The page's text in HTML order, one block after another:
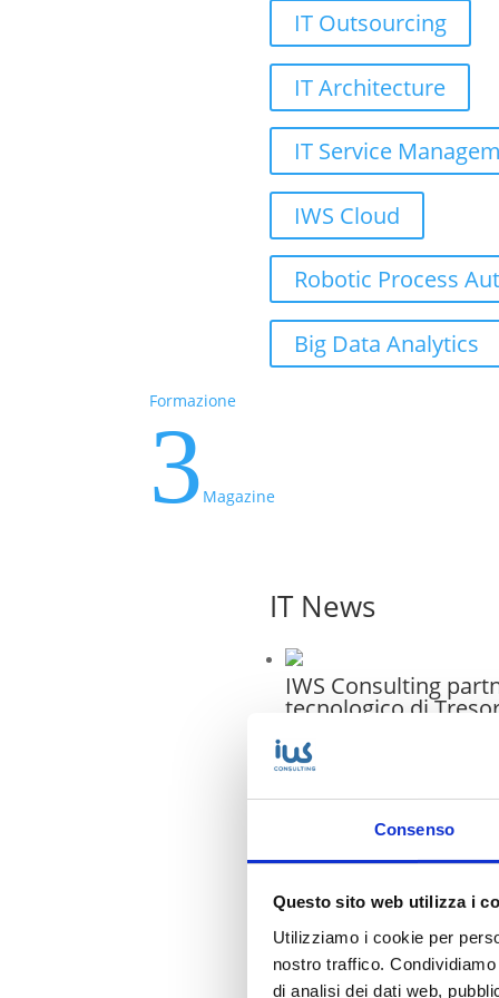
Consenso
Questo sito web utilizza i
Utilizziamo i cookie per
nostro traffico.
di analisi dei dati web,
IT Outsourcing
IT Architecture
IT Service
IWS Cloud
Robotic Process
Big Data Analytics
Formazione
3 Magazine
IT News
IWS Consulting
tecnologico di
la stagione 2026
SMB & Mid-Market
Business Practice in
sistemi dopo
Assessment